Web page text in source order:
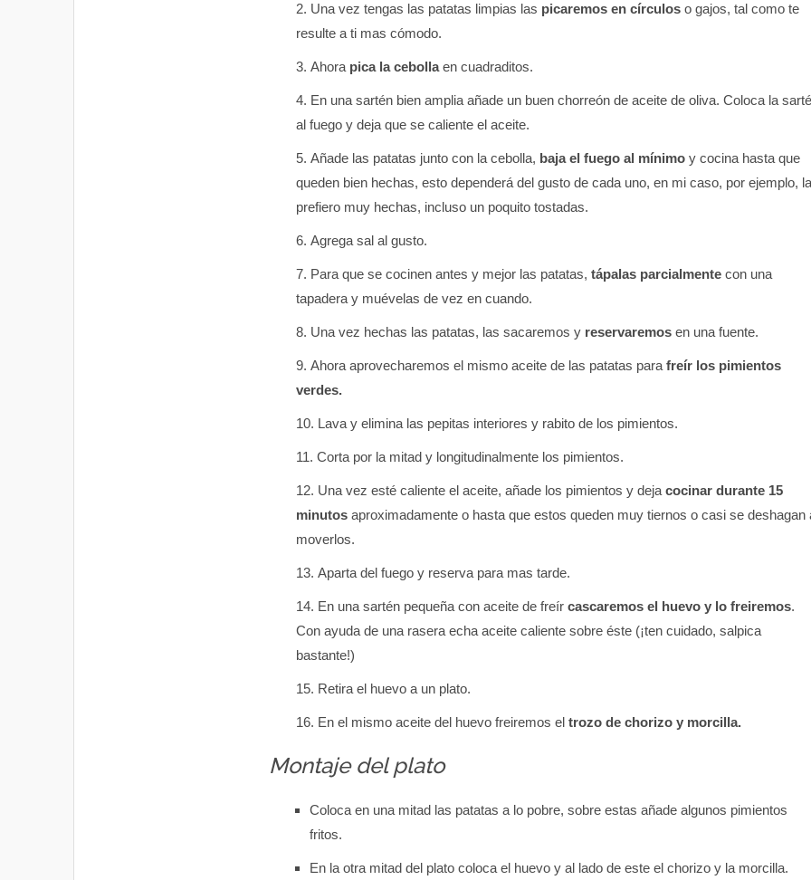
Una vez tengas las patatas limpias las picaremos en círculoso gajos, tal como te
resulte a ti mas cómodo.
Ahora pica la cebollaen cuadraditos.
En una sartén bien amplia añade un buen chorreón de aceite de oliva. Coloca la
al fuego y deja que se caliente el aceite.
Añade las patatas junto con la cebolla, baja el fuego al mínimoy cocina hasta que
queden bien hechas, esto dependerá del gusto de cada uno, en mi caso, por ejemplo,
prefiero muy hechas, incluso un poquito tostadas.
Agrega sal al gusto.
Para que se cocinen antes y mejor las patatas, tápalas parcialmentecon una
tapadera y muévelas de vez en cuando.
Una vez hechas las patatas, las sacaremos y reservaremosen una fuente.
Ahora aprovecharemos el mismo aceite de las patatas parafreír los pimientos
verdes.
Lava y elimina las pepitas interiores y rabito de los pimientos.
Corta por la mitad y longitudinalmente los pimientos.
Una vez esté caliente el aceite, añade los pimientos y deja cocinar durante 15
minutosaproximadamente o hasta que estos queden muy tiernos o casi se deshagan
moverlos.
Aparta del fuego y reserva para mas tarde.
En una sartén pequeña con aceite de freír cascaremos el huevo y lo freiremos.
Con ayuda de una rasera echa aceite caliente sobre éste (¡ten cuidado, salpica
bastante!)
Retira el huevo a un plato.
En el mismo aceite del huevo freiremos el trozo de chorizo y morcilla.
Montaje del plato
Coloca en una mitad las patatas a lo pobre, sobre estas añade algunos pimientos
fritos.
En la otra mitad del plato coloca el huevo y al lado de este el chorizo y la morcilla.